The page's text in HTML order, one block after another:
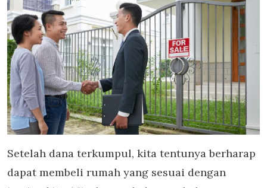
Setelah dana terkumpul, kita tentunya berharap
dapat membeli rumah yang sesuai dengan